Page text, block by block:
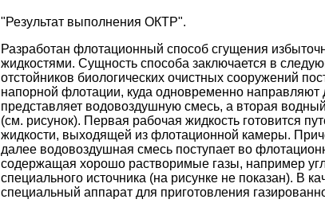
"Результат выполнения ОКТР".
Разработан флотационный способ сгущения
жидкостями. Сущность способа заключается в
отстойников биологических очистных сооружений
напорной флотации, куда одновременно направляют
представляет водовоздушную смесь, а вторая
(см. рисунок). Первая рабочая жидкость готовится
жидкости, выходящей из флотационной камеры.
далее водовоздушная смесь поступает во
содержащая хорошо растворимые газы, например
специального источника (на рисунке не показан). В
специальный аппарат для приготовления